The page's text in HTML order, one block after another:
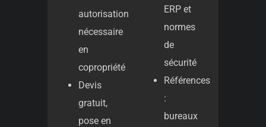
autorisation
nécessaire
en
copropriété
Devis
gratuit,
pose en
ERP et
normes
de
sécurité
Références
:
bureaux